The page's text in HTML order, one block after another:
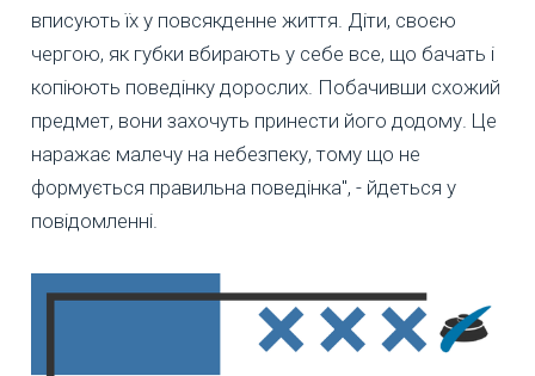
вписують їх у повсякденне життя. Діти, своєю
чергою, як губки вбирають у себе все, що бачать і
копіюють поведінку дорослих. Побачивши схожий
предмет, вони захочуть принести його додому. Це
наражає малечу на небезпеку, тому що не
формується правильна поведінка", - йдеться у
повідомленні.